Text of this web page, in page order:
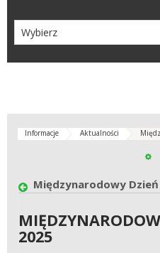
Informacje Aktualności
Międzynarodowy
2025